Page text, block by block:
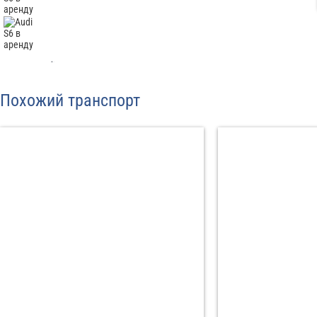
Похожий транспорт